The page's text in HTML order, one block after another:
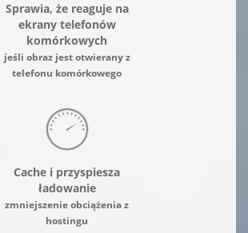
Sprawia, że reaguje na
ekrany telefonów
komórkowych
jeśli obraz jest otwierany z
telefonu komórkowego
Cache i przyspiesza
ładowanie
zmniejszenie obciążenia z
hostingu